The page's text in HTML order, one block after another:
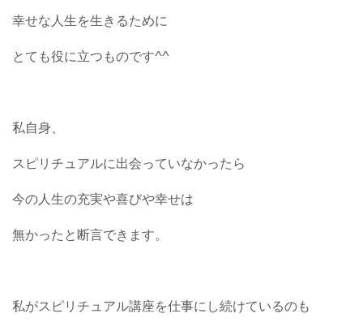
幸せな人生を生きるために
とても役に立つものです^^
私自身、
スピリチュアルに出会っていなかったら
今の人生の充実や喜びや幸せは
無かったと断言できます。
私がスピリチュアル講座を仕事にし続けているのも